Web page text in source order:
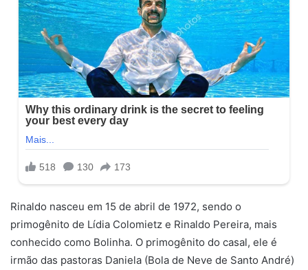
Rinaldo nasceu em 15 de abril de 1972, sendo o
primogênito de Lídia Colomietz e Rinaldo Pereira, mais
conhecido como Bolinha. O primogênito do casal, ele é
irmão das pastoras Daniela (Bola de Neve de Santo André)